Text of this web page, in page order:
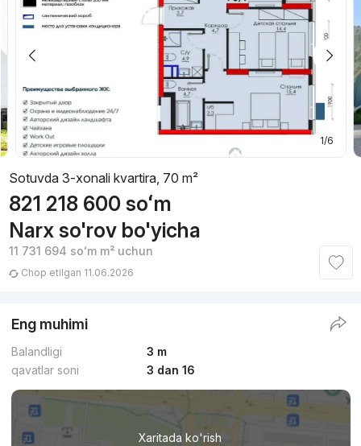
1/6
Sotuvda 3-xonali kvartira, 70 m²
821 218 600 soʻm
Narx so'rov bo'yicha
11 731 694 soʻmm² uchun
Chop etilgan 11.06.2026
Eng muhimi
Balandligi
3 m
qavatlar soni
3 dan 16
Xaritada ko'rish